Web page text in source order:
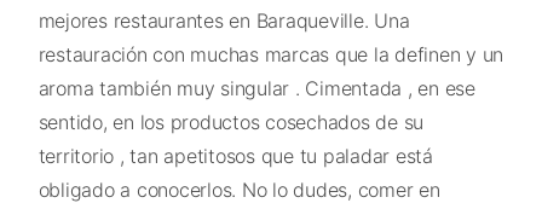
mejores restaurantes en Baraqueville. Una
restauración con muchas marcas que la definen y un
aroma también muy singular . Cimentada , en ese
sentido, en los productos cosechados de su
territorio , tan apetitosos que tu paladar está
obligado a conocerlos. No lo dudes, comer en